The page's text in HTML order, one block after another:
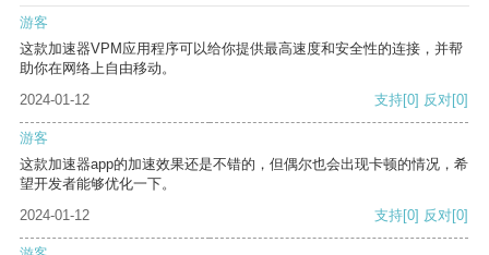
游客
这款加速器VPM应用程序可以给你提供最高速度和安全性的连接，并帮
助你在网络上自由移动。
2024-01-12
支持[0] 反对[0]
游客
这款加速器app的加速效果还是不错的，但偶尔也会出现卡顿的情况，希
望开发者能够优化一下。
2024-01-12
支持[0] 反对[0]